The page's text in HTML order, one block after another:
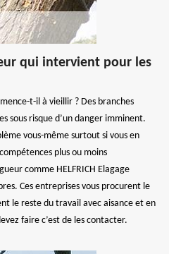
qui intervient pour les
t-il à vieillir ? Des branches
sous risque d’un danger imminent.
vous-même surtout si vous en
plus ou moins
comme HELFRICH Elagage
Ces entreprises vous procurent le
le reste du travail avec aisance et en
faire c’est de les contacter.